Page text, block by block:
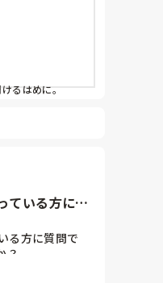
てて良いような
てだよ」
いまわすし、
に
大丈夫、
ださい笑
るはめに。
ケーを洗濯もの
💦)
ている方に質
る方に質問で
？